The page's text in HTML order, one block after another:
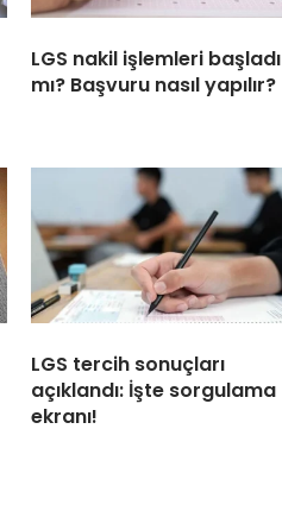
LGS nakil işlemleri başladı
mı? Başvuru nasıl yapılır?
LGS tercih sonuçları
açıklandı: İşte sorgulama
ekranı!